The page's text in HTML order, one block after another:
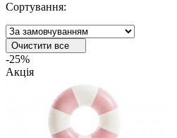
Сортування:
Очистити все
-25%
Акція